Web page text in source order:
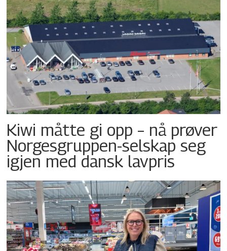
Kiwi måtte gi opp – nå prøver
Norgesgruppen-selskap seg
igjen med dansk lavpris